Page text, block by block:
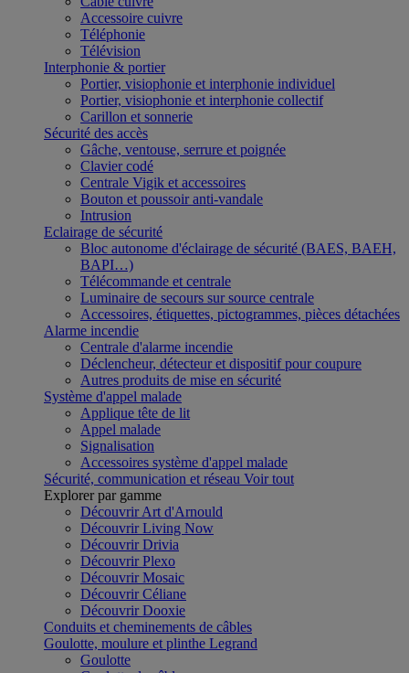
Accessoire cuivre
Téléphonie
Télévision
Interphonie & portier
Portier, visiophonie et interphonie individuel
Portier, visiophonie et interphonie collectif
Carillon et sonnerie
Sécurité des accès
Gâche, ventouse, serrure et poignée
Clavier codé
Centrale Vigik et accessoires
Bouton et poussoir anti-vandale
Intrusion
Eclairage de sécurité
Bloc autonome d'éclairage de sécurité (BAES, BAEH,
BAPI…)
Télécommande et centrale
Luminaire de secours sur source centrale
Accessoires, étiquettes, pictogrammes, pièces détachées
Alarme incendie
Centrale d'alarme incendie
Déclencheur, détecteur et dispositif pour coupure
Autres produits de mise en sécurité
Système d'appel malade
Applique tête de lit
Appel malade
Signalisation
Accessoires système d'appel malade
Sécurité, communication et réseau Voir tout
Explorer par gamme
Découvrir Art d'Arnould
Découvrir Living Now
Découvrir Drivia
Découvrir Plexo
Découvrir Mosaic
Découvrir Céliane
Découvrir Dooxie
Conduits et cheminements de câbles
Goulotte, moulure et plinthe Legrand
Goulotte